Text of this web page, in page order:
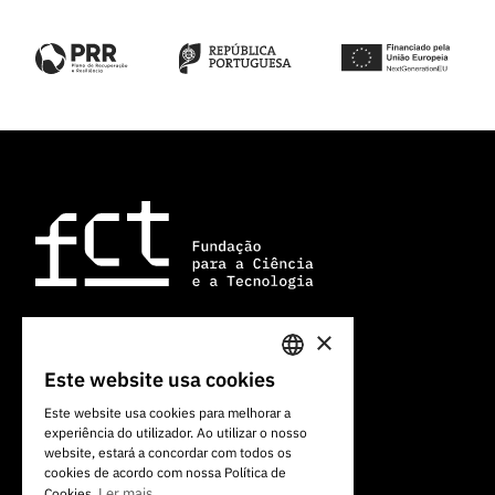
Av. do Brasil, 101
+351 213 924 300
PORTUGUESE
ENGLISH
×
Este website usa cookies
Este website usa cookies para melhorar a
experiência do utilizador. Ao utilizar o nosso
website, estará a concordar com todos os
cookies de acordo com nossa Política de